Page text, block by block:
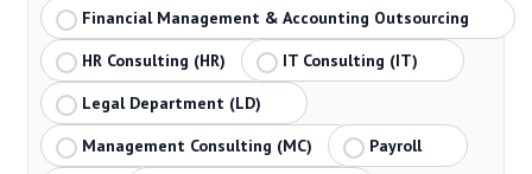
Financial Management & Accounting Outsourcing
HR Consulting (HR)
IT Consulting (IT)
Legal Department (LD)
Management Consulting (MC)
Payroll